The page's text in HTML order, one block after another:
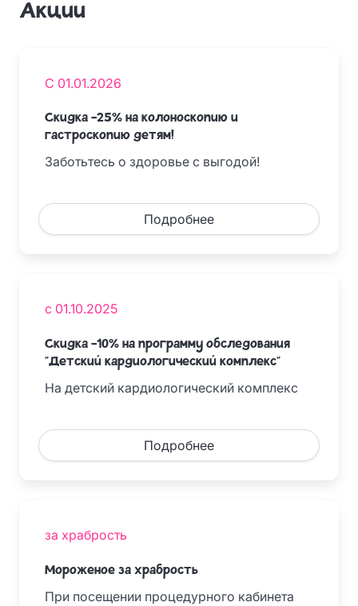
Акции
С 01.01.2026
Скидка -25% на колоноскопию и
гастроскопию детям!
Заботьтесь о здоровье с выгодой!
Подробнее
с 01.10.2025
Скидка -10% на программу обследования
"Детский кардиологический комплекс"
На детский кардиологический комплекс
Подробнее
за храбрость
Мороженое за храбрость
При посещении процедурного кабинета